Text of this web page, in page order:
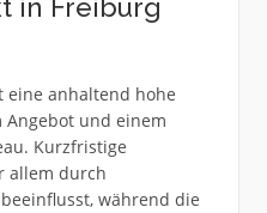
in Freiburg
eine anhaltend hohe
Angebot und einem
Kurzfristige
allem durch
während die